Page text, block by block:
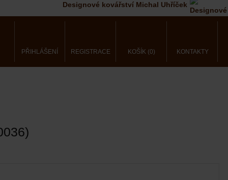
Designové kovářství Michal Uhříček
PŘIHLÁŠENÍ REGISTRACE KOŠÍK (0) KONTAKTY